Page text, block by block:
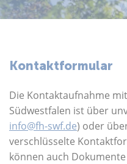
Studierende
Karriere
Über uns
Kontaktformular
Die Kontaktaufnahme
Südwestfalen ist über
info@fh-swf.de) oder
verschlüsselte
können auch